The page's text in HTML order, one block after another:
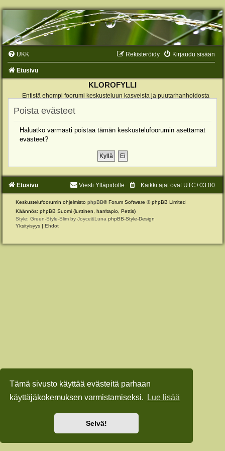
Tämä sivusto käyttää evästeitä parhaan
käyttäjäkokemuksen varmistamiseksi.
Lue lisää
Selvä!
UKK Kirjaudu sisään
Rekisteröidy
Etusivu
KLOROFYLLI
Entistä ehompi foorumi keskusteluun kasveista ja puutarhanhoidosta
Poista evästeet
Haluatko varmasti poistaa tämän keskustelufoorumin asettamat
evästeet?
Etusivu Kaikki ajat ovat UTC+03:00
Viesti Ylläpidolle
Keskustelufoorumin ohjelmisto phpBB® Forum Software © phpBB Limited
Käännös: phpBB Suomi (lurttinen, harritapio, Pettis)
Style: Green-Style-Slim by Joyce&Luna phpBB-Style-Design
Yksityisyys | Ehdot